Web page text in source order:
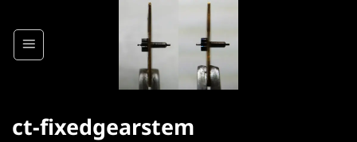
to
content
ct-fixedgearstem